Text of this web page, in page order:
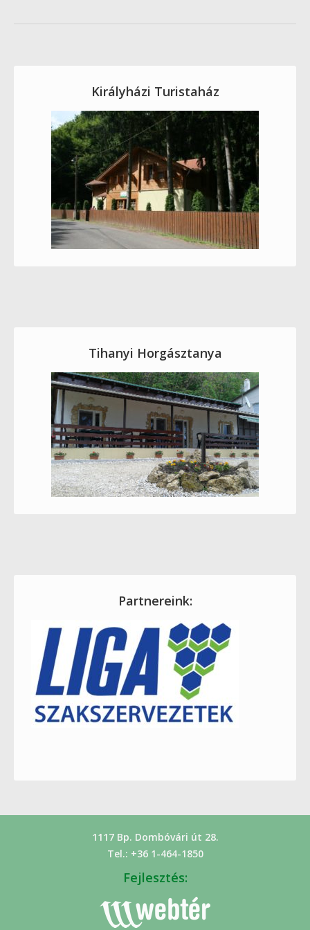
Királyházi Turistaház
Tihanyi Horgásztanya
Partnereink:
1117 Bp. Dombóvári út 28.
Tel.: +36 1-464-1850
Fejlesztés: